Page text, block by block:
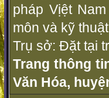
pháp Vịệt
môn và kỹ
Trụ sở: Đặt tại
Trang thông
Văn Hóa,